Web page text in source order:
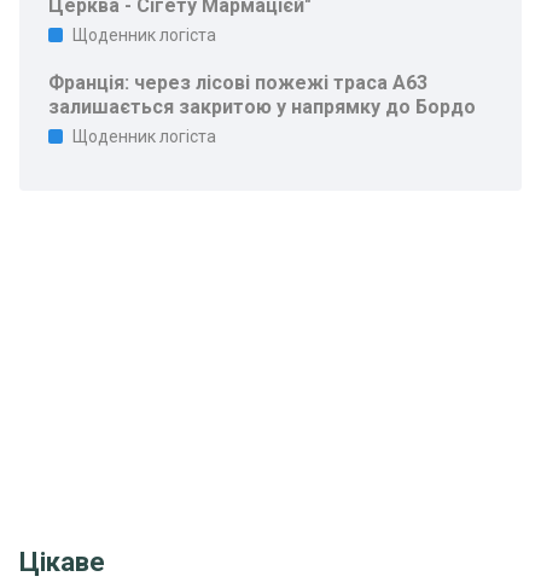
Церква - Сігету Мармацієй"
Щоденник логіста
Франція: через лісові пожежі траса A63
залишається закритою у напрямку до Бордо
Щоденник логіста
Цікаве